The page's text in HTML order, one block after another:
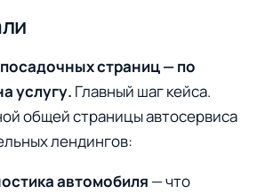
страниц — по
услугу. Главный шаг кейса.
общей страницы автосервиса
лендингов:
автомобиля — что